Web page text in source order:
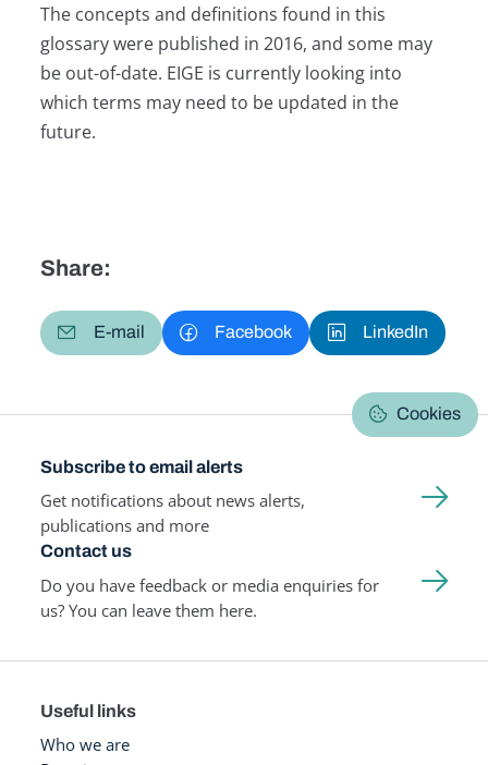
The concepts and definitions found in this
glossary were published in 2016, and some may
be out-of-date. EIGE is currently looking into
which terms may need to be updated in the
future.
Share:
E-mail Facebook LinkedIn
Cookies
Subscribe to email alerts
Get notifications about news alerts,
publications and more
Contact us
Do you have feedback or media enquiries for
us? You can leave them here.
Useful links
Who we are